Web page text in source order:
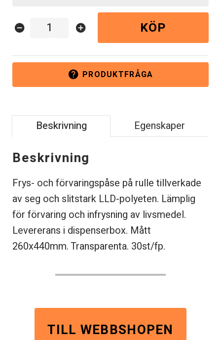
help PRODUKTFRÅGA
remove_circle add_circle KÖP
Beskrivning Egenskaper
Beskrivning
Frys- och förvaringspåse på rulle tillverkade
av seg och slitstark LLD-polyeten. Lämplig
för förvaring och infrysning av livsmedel.
Levererans i dispenserbox. Mått
260x440mm. Transparenta. 30st/fp.
TILL WEBBSHOPEN